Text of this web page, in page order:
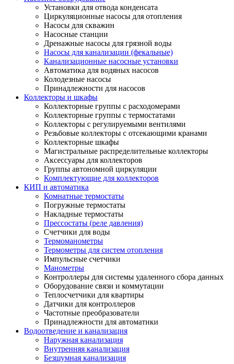
Установки для отвода конденсата
Циркуляционные насосы для отопления
Насосы для скважин
Насосные станции
Дренажные насосы для грязной воды
Насосы для канализации (фекальные)
Канализационные насосные установки
Автоматика для водяных насосов
Колодезные насосы
Принадлежности для насосов
Коллекторы и шкафы
Коллекторные группы с расходомерами
Коллекторные группы с термостатами
Коллекторы с регулируемыми вентилями
Резьбовые коллекторы с отсекающими кранами
Коллекторные шкафы
Магистральные распределительные коллекторы
Аксессуары для коллекторов
Группы автономной циркуляции
Комплектующие для коллекторов
КИП и автоматика
Комнатные термостаты
Погружные термостаты
Накладные термостаты
Прессостаты (реле давления)
Счетчики для воды
Термоманометры
Термометры для систем отопления
Импульсные счетчики
Манометры
Контроллеры для системы удаленного сбора данных
Оборудование связи и коммутации
Теплосчетчики для квартиры
Датчики для контроллеров
Частотные преобразователи
Принадлежности для автоматики
Водоотведение и канализация
Наружная канализация
Внутренняя канализация
Безшумная канализация